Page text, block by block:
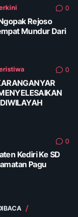
0
Rejoso
Mundur Dari
0
0
Kediri Ke SD
Pagu